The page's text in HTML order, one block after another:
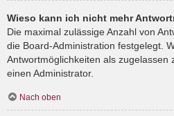
Wieso kann ich nicht mehr
Die maximal zulässige Anzahl von
die Board-Administration festgelegt.
Antwortmöglichkeiten als zugelassen
einen Administrator.
Nach oben